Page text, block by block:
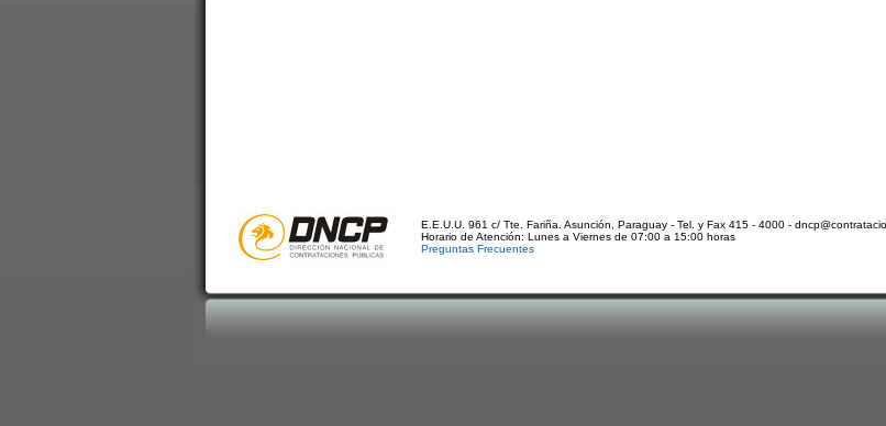
E.E.U.U. 961 c/ Tte. Fariña. Asunción, Paraguay - Tel. y Fax 415 - 4000 -
Horario de Atención: Lunes a Viernes de 07:00 a 15:00 horas
Preguntas Frecuentes